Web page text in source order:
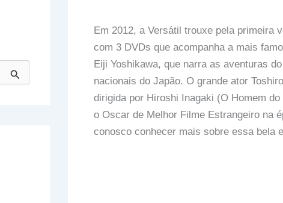
Em 2012, a Versátil trouxe pela primeira
com 3 DVDs que acompanha a mais
Eiji Yoshikawa, que narra as aventuras
nacionais do Japão. O grande ator
dirigida por Hiroshi Inagaki (O Homem
o Oscar de Melhor Filme Estrangeiro na
conosco conhecer mais sobre essa bela